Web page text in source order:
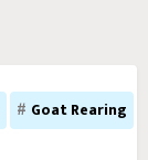
Goat Rearing